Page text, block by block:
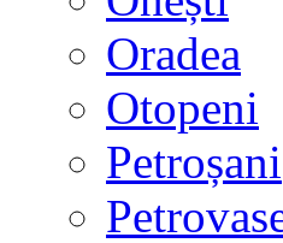
Oradea
Otopeni
Petroșani